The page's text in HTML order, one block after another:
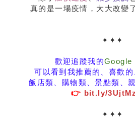
真的是一場疫情，大大改變
✦ ✦ ✦
歡迎追蹤我的Google
可以看到我推薦的、喜歡的
飯店類、購物類、景點類、
👉 bit.ly/
✦ ✦ ✦